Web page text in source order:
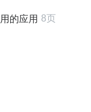
的应用 8页